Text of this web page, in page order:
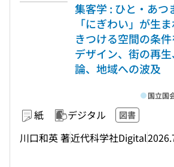
集客学 : ひと・あつ
「にぎわい」が生
きつける空間の条
デザイン、街の再
論、地域への波及
紙 デジタル 図書
川口和英 著近代科学社Digital
国立国